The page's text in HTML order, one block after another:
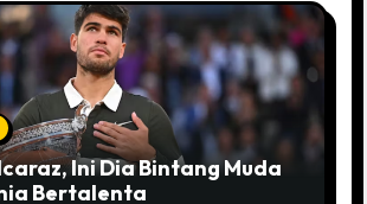
Ini Dia Bintang Muda
Bertalenta